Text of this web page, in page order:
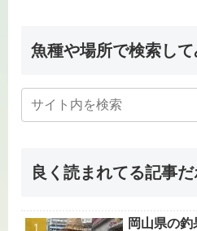
魚種や場所で検索し
良く読まれてる記事だ
岡山県の